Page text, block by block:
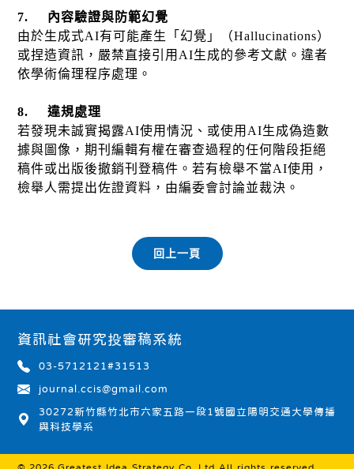
7.
內容驗證與防範幻覺
由於生成式AI有可能產生「幻覺」（Hallucinations）
或捏造資訊，嚴禁直接引用 AI生成的參考文獻。違者
依學術倫理程序處理。
8.
違規處理
若發現未誠實揭露AI使用情況、或使用 AI生成偽造數
據與圖像，期刊編輯有權在審查過程的任何階段拒絕
稿件或出版後撤銷刊登稿件。若有檢舉不當AI使用，
檢舉人需提出佐證資料，由編委會討論並裁決。
資訊社會研究投審稿系統
03-5712121#31513
journal.ccis@gmail.com
30272新竹縣竹北市六家五路一段1號國立陽明交通大學傳播
與科技學系